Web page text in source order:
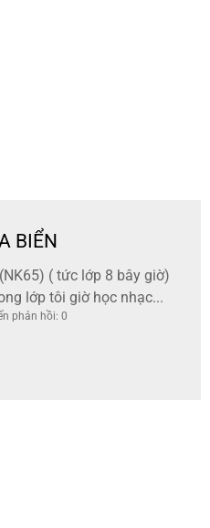
BIỂN
( tức lớp 8 bây giờ)
lớp tôi giờ học nhạc...
phản hồi: 0